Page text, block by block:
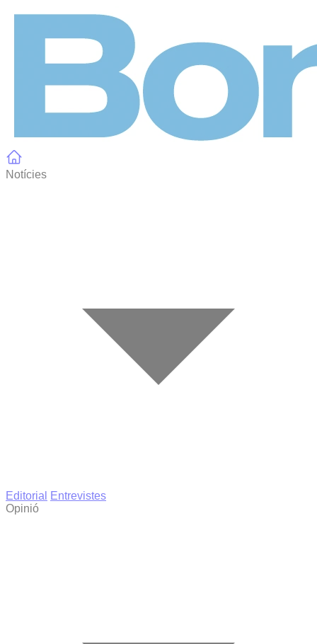
Notícies
Editorial
Entrevistes
Opinió